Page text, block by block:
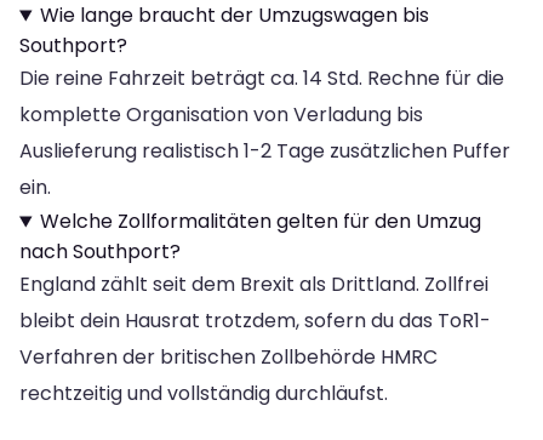
Wie lange braucht der Umzugswagen bis
Southport?
Die reine Fahrzeit beträgt ca. 14 Std. Rechne für die
komplette Organisation von Verladung bis
Auslieferung realistisch 1-2 Tage zusätzlichen Puffer
ein.
Welche Zollformalitäten gelten für den Umzug
nach Southport?
England zählt seit dem Brexit als Drittland. Zollfrei
bleibt dein Hausrat trotzdem, sofern du das ToR1-
Verfahren der britischen Zollbehörde HMRC
rechtzeitig und vollständig durchläufst.